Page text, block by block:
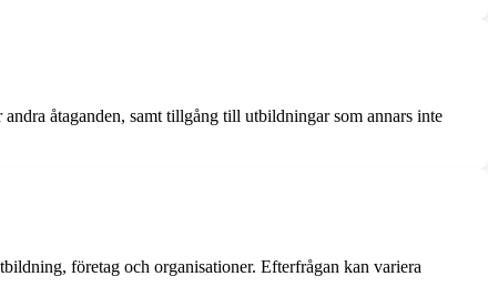
åtaganden, samt tillgång till utbildningar som annars inte
företag och organisationer. Efterfrågan kan variera